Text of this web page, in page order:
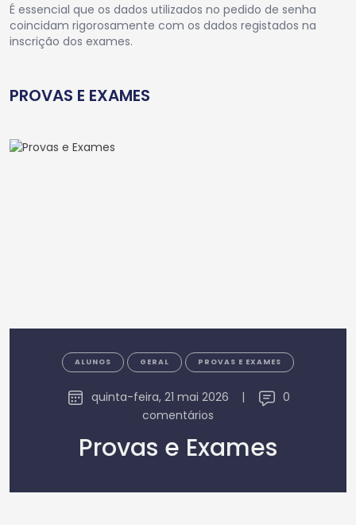
É essencial que os dados utilizados no pedido de senha
coincidam rigorosamente com os dados registados na
inscrição dos exames.
PROVAS E EXAMES
ALUNOS GERAL PROVAS E EXAMES
quinta-feira, 21 mai 2026 |
0
comentários
Provas e Exames